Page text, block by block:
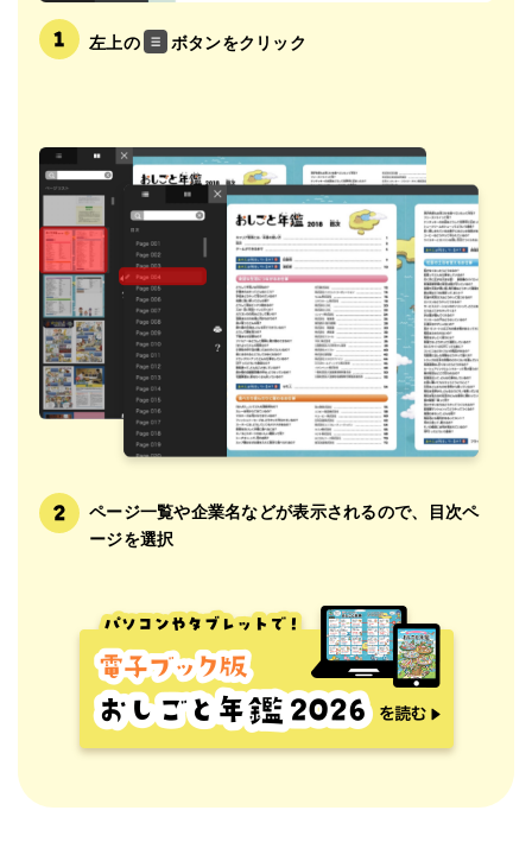
左上の ボタンをクリック
ページ一覧や企業名などが表示されるので、目次ペ
ージを選択